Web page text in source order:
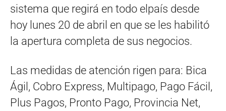
sistema que regirá en todo elpaís desde
hoy lunes 20 de abril en que se les habilitó
la apertura completa de sus negocios.
Las medidas de atención rigen para: Bica
Ágil, Cobro Express, Multipago, Pago Fácil,
Plus Pagos, Pronto Pago, Provincia Net,